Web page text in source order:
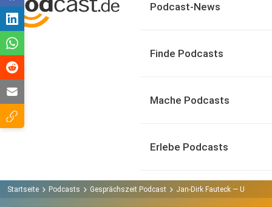
Podcast-News
Finde Podcasts
Mache Podcasts
Erlebe Podcasts
Startseite Podcasts Gesprächszeit Podcast Jan-Dirk Fauteck — Unsere